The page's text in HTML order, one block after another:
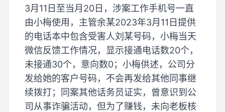
3月11日至当月20日，涉案工作手机号一直
由小梅使用，主管余某2023年3月11日提供
的电话本中包含受害人刘某号码，小梅当天
微信反馈工作情况，显示接通电话数20个，
未接通30个，意向数0；小梅供述，公司分
发给她的客户号码，不会再发给其他同事继
续拨打；同案其他话务员证实，曾意识到公
司从事诈骗活动，但为了赚钱，未向老板核